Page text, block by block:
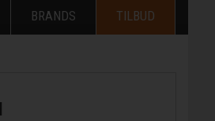
BRANDS TILBUD